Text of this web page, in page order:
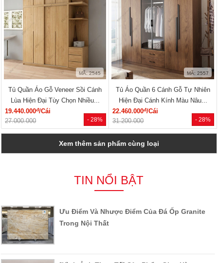
- 28%
MÃ: 2545
Tủ Quần Áo Gỗ Veneer Sồi Cánh
Lùa Hiện Đại Tùy Chọn Nhiều...
19.440.000đ/Cái
27.000.000
- 28%
MÃ: 2557
Tủ Áo Quần 6 Cánh Gỗ Tự Nhiên
Hiện Đại Cánh Kính Màu Nâu...
22.460.000đ/Cái
31.200.000
Xem thêm sản phẩm cùng loại
TIN NỔI BẬT
Ưu Điểm Và Nhược Điểm Của Đá Ốp Granite
Trong Nội Thất